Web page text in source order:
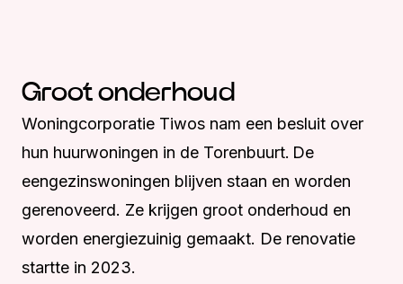
Groot onderhoud
Woningcorporatie Tiwos nam een besluit over
hun huurwoningen in de Torenbuurt. De
eengezinswoningen blijven staan en worden
gerenoveerd. Ze krijgen groot onderhoud en
worden energiezuinig gemaakt. De renovatie
startte in 2023.